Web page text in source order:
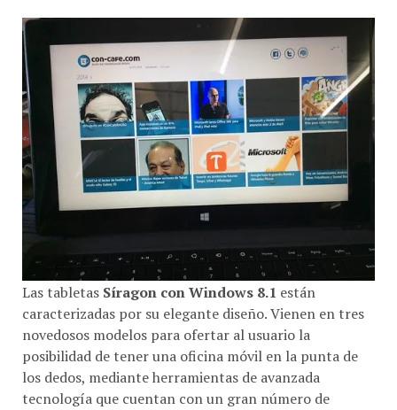
Las tabletas Síragon con Windows 8.1 están
caracterizadas por su elegante diseño. Vienen en tres
novedosos modelos para ofertar al usuario la
posibilidad de tener una oficina móvil en la punta de
los dedos, mediante herramientas de avanzada
tecnología que cuentan con un gran número de